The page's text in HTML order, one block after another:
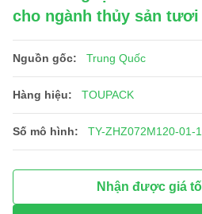
cho ngành thủy sản tươi
Nguồn gốc: Trung Quốc
Hàng hiệu: TOUPACK
Số mô hình: TY-ZHZ072M120-01-
Nhận được giá